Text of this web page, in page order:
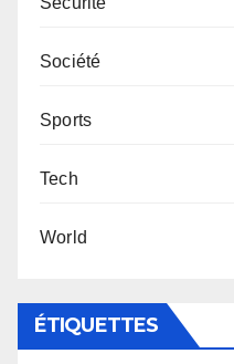
Société
Sports
Tech
World
ÉTIQUETTES